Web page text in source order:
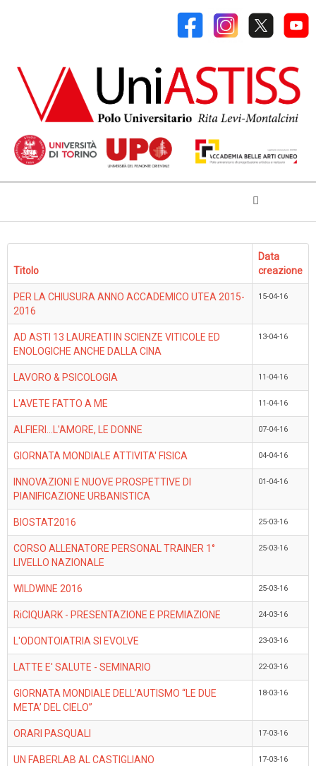
Titolo
Data
creazione
PER LA CHIUSURA ANNO ACCADEMICO UTEA 2015-
2016
15-04-16
AD ASTI 13 LAUREATI IN SCIENZE VITICOLE ED
ENOLOGICHE ANCHE DALLA CINA
13-04-16
LAVORO & PSICOLOGIA 11-04-16
L'AVETE FATTO A ME 11-04-16
ALFIERI...L'AMORE, LE DONNE 07-04-16
GIORNATA MONDIALE ATTIVITA' FISICA 04-04-16
INNOVAZIONI E NUOVE PROSPETTIVE DI
PIANIFICAZIONE URBANISTICA
01-04-16
BIOSTAT2016 25-03-16
CORSO ALLENATORE PERSONAL TRAINER 1°
LIVELLO NAZIONALE
25-03-16
WILDWINE 2016 25-03-16
RiCIQUARK - PRESENTAZIONE E PREMIAZIONE 24-03-16
L'ODONTOIATRIA SI EVOLVE 23-03-16
LATTE E' SALUTE - SEMINARIO 22-03-16
GIORNATA MONDIALE DELL’AUTISMO “LE DUE
META’ DEL CIELO”
18-03-16
ORARI PASQUALI 17-03-16
UN FABERLAB AL CASTIGLIANO 17-03-16